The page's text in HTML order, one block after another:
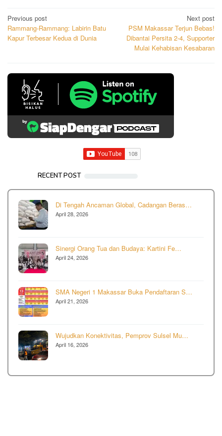
Post
navigation
Previous post
Rammang-Rammang: Labirin Batu
Kapur Terbesar Kedua di Dunia
Next post
PSM Makassar Terjun Bebas!
Dibantai Persita 2-4, Supporter
Mulai Kehabisan Kesabaran
RECENT POST
Di Tengah Ancaman Global, Cadangan Beras…
April 28, 2026
Sinergi Orang Tua dan Budaya: Kartini Fe…
April 24, 2026
SMA Negeri 1 Makassar Buka Pendaftaran S…
April 21, 2026
Wujudkan Konektivitas, Pemprov Sulsel Mu…
April 16, 2026